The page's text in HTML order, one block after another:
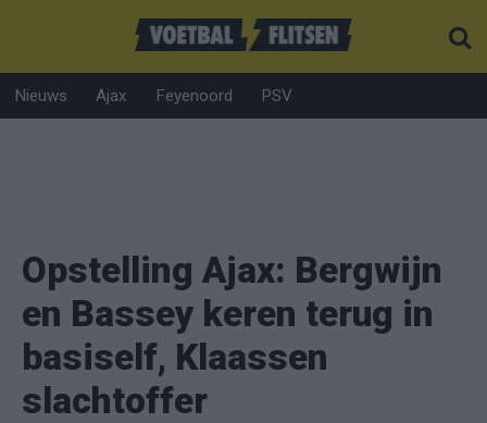
Nieuws Ajax Feyenoord PSV
Opstelling Ajax: Bergwijn
en Bassey keren terug in
basiself, Klaassen
slachtoffer